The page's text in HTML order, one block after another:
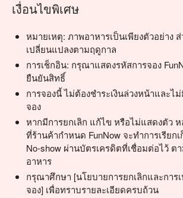
เงื่อนไขพิเศษ
หมายเหตุ: ภาพอาหารเป็นเพียงตัวอย่าง
เปลี่ยนแปลงตามฤดูกาล
การเช็กอิน: กรุณาแสดงรหัสการจอง
ยืนยันสิทธิ์
การจองนี้ ไม่ต้องชำระเงินล่วงหน้าและไ
จอง
หากมีการยกเลิก แก้ไข หรือไม่แสดงตัว ห
ที่ร้านค้ากำหนด FunNow จะทำการเรียก
No-show ผ่านบัตรเครดิตที่เชื่อมต่อไว้ ต
อาหาร
กรุณาศึกษา [นโยบายการยกเลิกและการ
จอง] เพื่อทราบรายละเอียดครบถ้วน